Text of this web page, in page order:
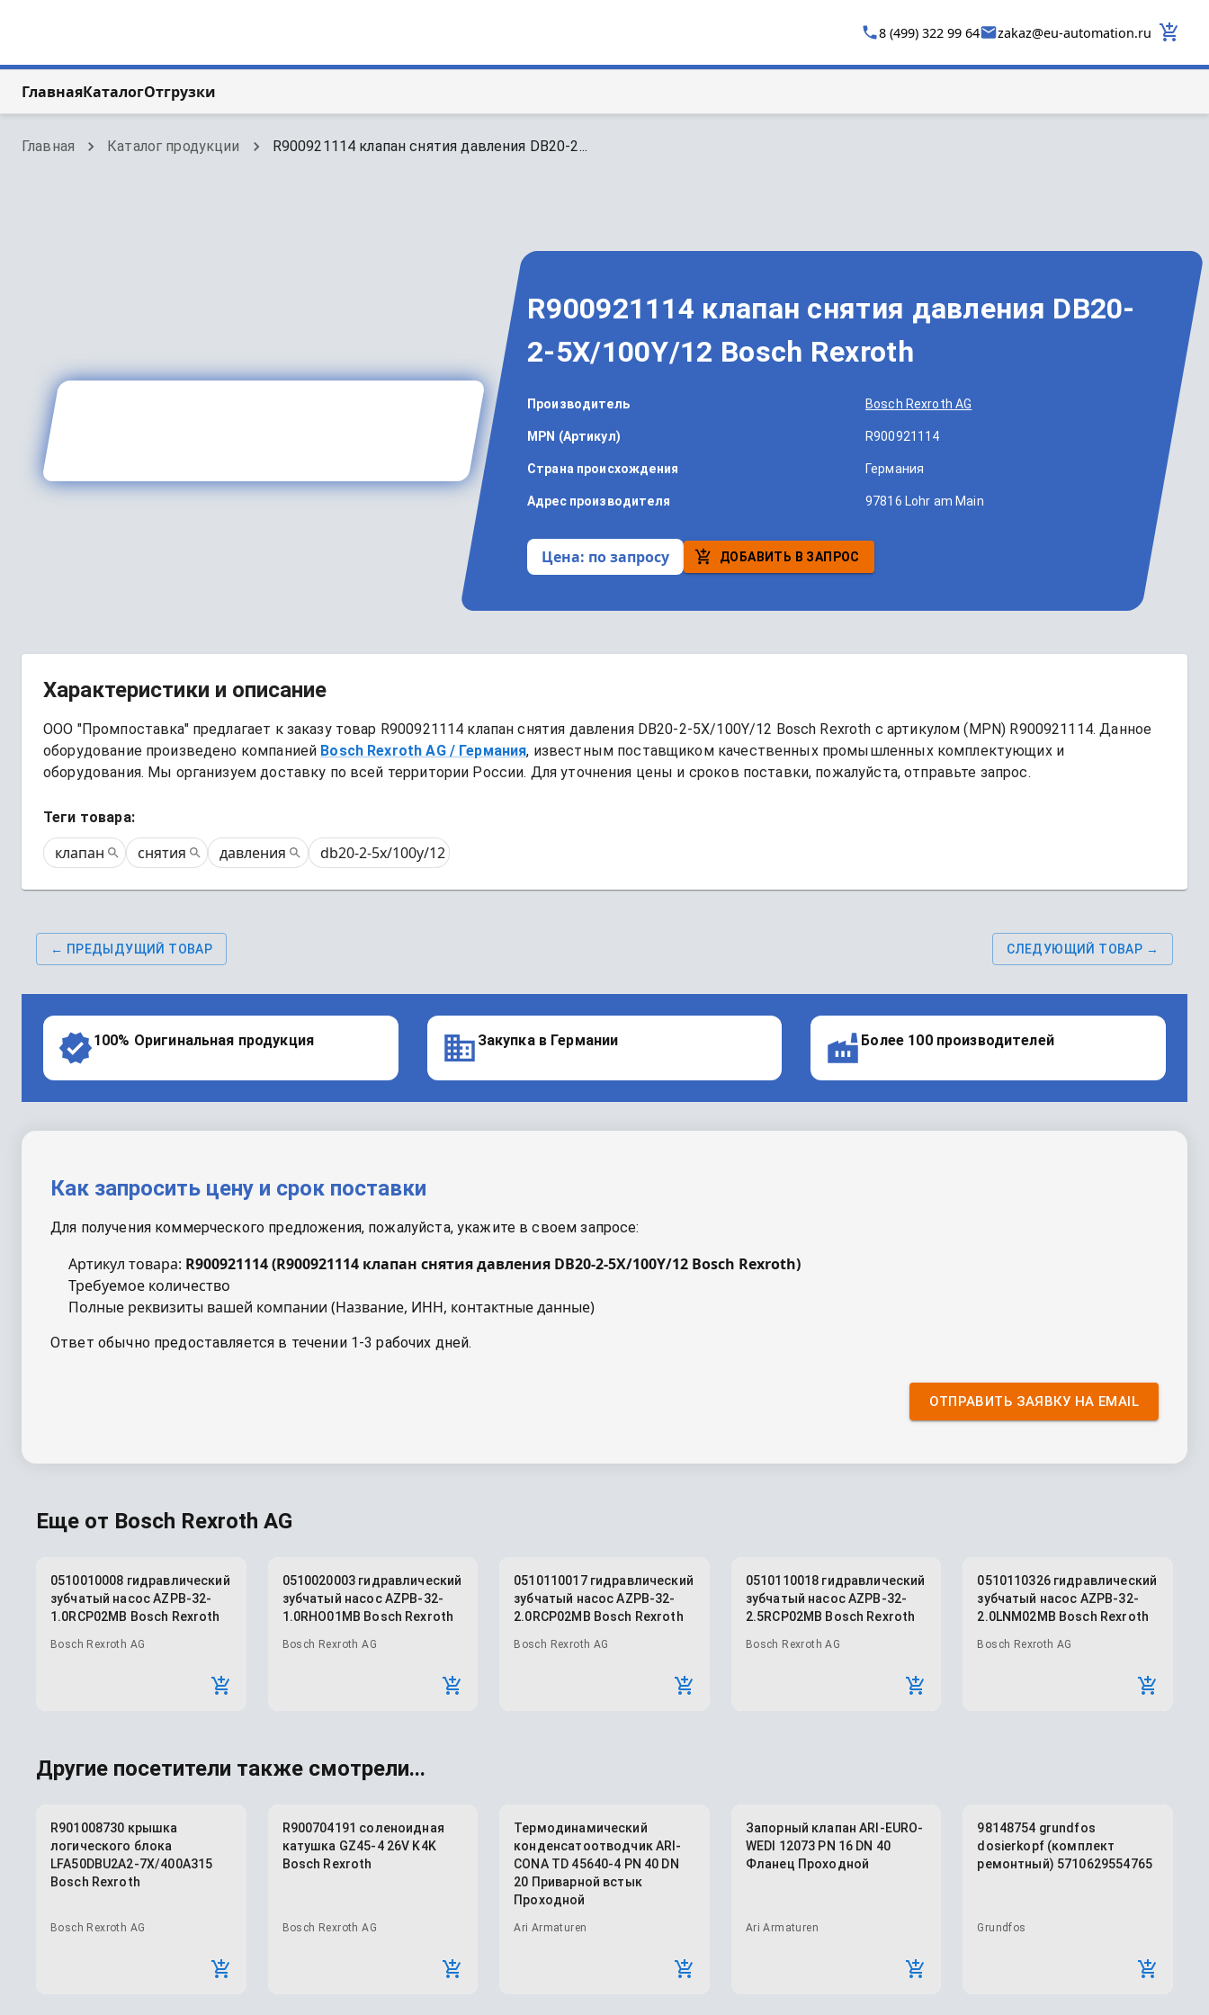
8 (499) 322 99 64 zakaz@eu-automation.ru
ГлавнаяКаталогОтгрузки
Главная Каталог продукции R900921114 клапан снятия давления DB20-2...
R900921114 клапан снятия давления DB20-
2-5X/100Y/12 Bosch Rexroth
Производитель Bosch Rexroth AG
MPN (Артикул) R900921114
Страна происхождения Германия
Адрес производителя 97816 Lohr am Main
Цена: по запросу ДОБАВИТЬ В ЗАПРОС
Характеристики и описание
ООО "Промпоставка" предлагает к заказу товар R900921114 клапан снятия давления DB20-2-5X/100Y/12 Bosch Rexroth с артикулом (MPN) R900921114. Данное
оборудование произведено компанией Bosch Rexroth AG / Германия, известным поставщиком качественных промышленных комплектующих и
оборудования. Мы организуем доставку по всей территории России. Для уточнения цены и сроков поставки, пожалуйста, отправьте запрос.
Теги товара:
клапан снятия давления db20-2-5x/100y/12
← ПРЕДЫДУЩИЙ ТОВАР СЛЕДУЮЩИЙ ТОВАР →
100% Оригинальная продукция Закупка в Германии Более 100 производителей
Как запросить цену и срок поставки
Для получения коммерческого предложения, пожалуйста, укажите в своем запросе:
Артикул товара: R900921114(R900921114 клапан снятия давления DB20-2-5X/100Y/12 Bosch Rexroth)
Требуемое количество
Полные реквизиты вашей компании (Название, ИНН, контактные данные)
Ответ обычно предоставляется в течении 1-3 рабочих дней.
ОТПРАВИТЬ ЗАЯВКУ НА EMAIL
Еще от Bosch Rexroth AG
0510010008 гидравлический
зубчатый насос AZPB-32-
1.0RCP02MB Bosch Rexroth
Bosch Rexroth AG
0510020003 гидравлический
зубчатый насос AZPB-32-
1.0RHO01MB Bosch Rexroth
Bosch Rexroth AG
0510110017 гидравлический
зубчатый насос AZPB-32-
2.0RCP02MB Bosch Rexroth
Bosch Rexroth AG
0510110018 гидравлический
зубчатый насос AZPB-32-
2.5RCP02MB Bosch Rexroth
Bosch Rexroth AG
0510110326 гидравлический
зубчатый насос AZPB-32-
2.0LNM02MB Bosch Rexroth
Bosch Rexroth AG
Другие посетители также смотрели...
R901008730 крышка
логического блока
LFA50DBU2A2-7X/400A315
Bosch Rexroth
Bosch Rexroth AG
R900704191 соленоидная
катушка GZ45-4 26V K4K
Bosch Rexroth
Bosch Rexroth AG
Термодинамический
конденсатоотводчик ARI-
CONA TD 45640-4 PN 40 DN
20 Приварной встык
Проходной
Ari Armaturen
Запорный клапан ARI-EURO-
WEDI 12073 PN 16 DN 40
Фланец Проходной
Ari Armaturen
98148754 grundfos
dosierkopf (комплект
ремонтный) 5710629554765
Grundfos